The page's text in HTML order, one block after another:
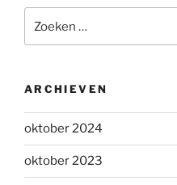
naar:
ARCHIEVEN
oktober 2024
oktober 2023